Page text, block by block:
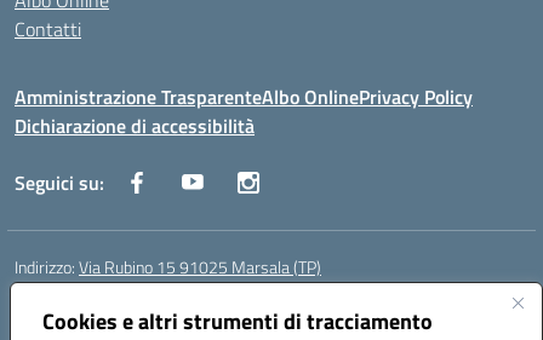
Cookies e altri strumenti di tracciamento
Contatti
Amministrazione TrasparenteAlbo OnlinePrivacy Policy
Dichiarazione di accessibilità
Seguici su:
Indirizzo:Via Rubino 15 91025 Marsala (TP)
Centralino:
Posta elettronica certificata (PEC):TPIC83900G@pec.istruzione.it